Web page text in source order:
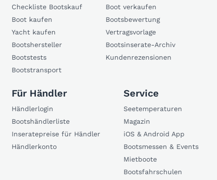
Checkliste Bootskauf
Boot kaufen
Yacht kaufen
Bootshersteller
Bootstests
Bootstransport
Boot verkaufen
Bootsbewertung
Vertragsvorlage
Bootsinserate-Archiv
Kundenrezensionen
Für Händler
Händlerlogin
Bootshändlerliste
Inseratepreise für Händler
Händlerkonto
Service
Seetemperaturen
Magazin
iOS & Android App
Bootsmessen & Events
Mietboote
Bootsfahrschulen